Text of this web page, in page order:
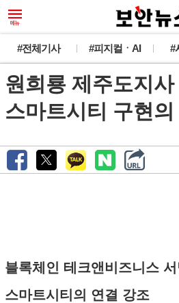
#전체기사 #피지컬ㆍAI #
원희룡 제주도지
스마트시티 구현
블록체인 테크앤비즈니스
스마트시티의 연결 강조